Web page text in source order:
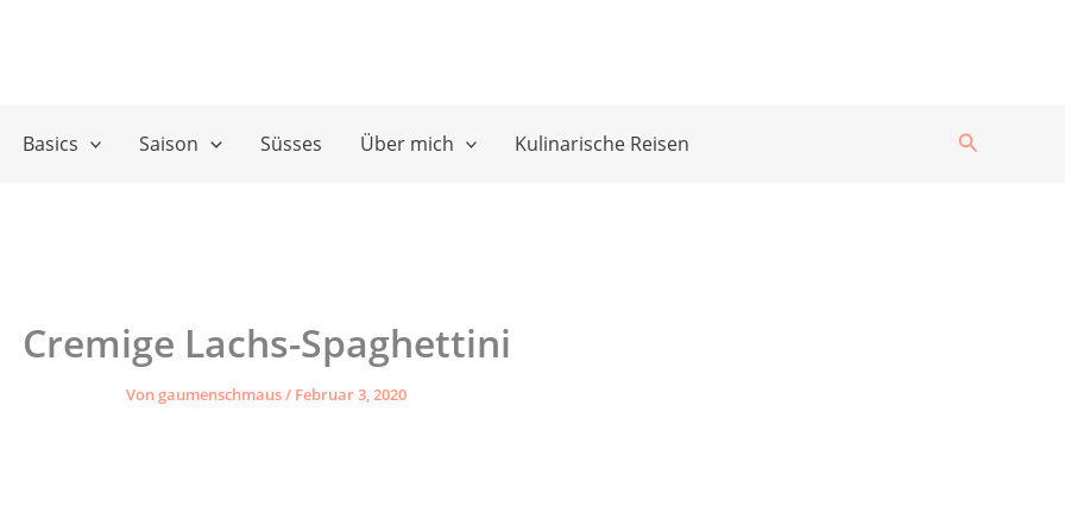
Basics Saison Süsses Über mich Kulinarische Reisen Suchen
Cremige Lachs-Spaghettini
Vongaumenschmaus/ Februar 3, 2020